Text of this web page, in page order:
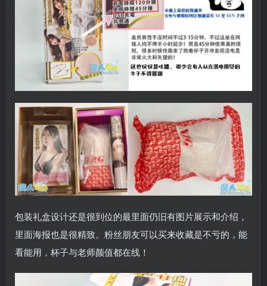
包装礼盒设计还是很到位的最里面仍旧有图片展示和介绍，
里面海报也是很精致。粉丝朋友可以买来收藏是不亏的，能
看能用，杯子与老师颜值都在线！